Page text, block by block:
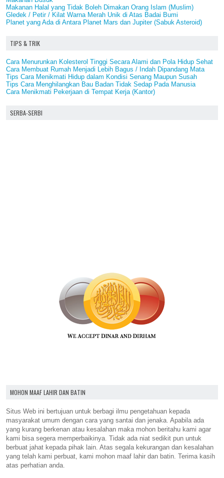
Makanan Halal yang Tidak Boleh Dimakan Orang Islam (Muslim)
Gledek / Petir / Kilat Warna Merah Unik di Atas Badai Bumi
Planet yang Ada di Antara Planet Mars dan Jupiter (Sabuk Asteroid)
TIPS & TRIK
Cara Menurunkan Kolesterol Tinggi Secara Alami dan Pola Hidup Sehat
Cara Membuat Rumah Menjadi Lebih Bagus / Indah Dipandang Mata
Tips Cara Menikmati Hidup dalam Kondisi Senang Maupun Susah
Tips Cara Menghilangkan Bau Badan Tidak Sedap Pada Manusia
Cara Menikmati Pekerjaan di Tempat Kerja (Kantor)
SERBA-SERBI
MOHON MAAF LAHIR DAN BATIN
Situs Web ini bertujuan untuk berbagi ilmu pengetahuan kepada
masyarakat umum dengan cara yang santai dan jenaka. Apabila ada
yang kurang berkenan atau kesalahan maka mohon beritahu kami agar
kami bisa segera memperbaikinya. Tidak ada niat sedikit pun untuk
berbuat jahat kepada pihak lain. Atas segala kekurangan dan kesalahan
yang telah kami perbuat, kami mohon maaf lahir dan batin. Terima kasih
atas perhatian anda.